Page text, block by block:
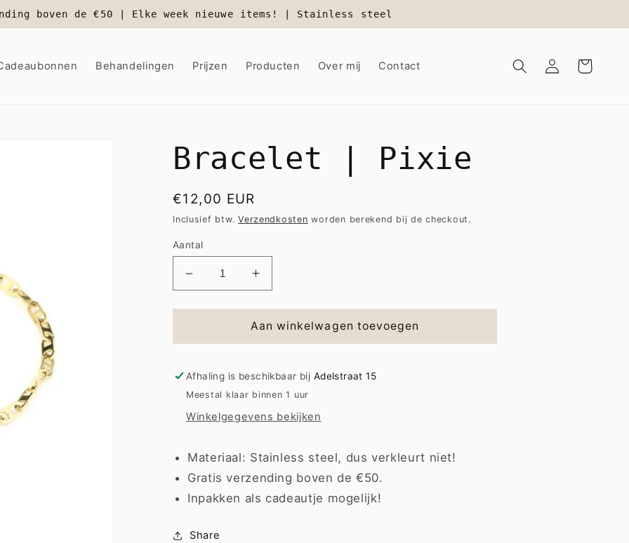
boven de €50 | Elke week nieuwe items! | Stainless steel
Behandelingen Prijzen Producten Over mij Contact Inloggen
Winkelwagen
Bracelet | Pixie
Normale
prijs
€12,00 EUR
Inclusief btw.Verzendkosten worden berekend bij de checkout.
Aantal
Aantal
verlagen
voor
|
Aantal
verhogen
voor
Bracelet
|
Aan winkelwagen toevoegen
Afhaling is beschikbaar bij Adelstraat 15
Meestal klaar binnen 1 uur
Winkelgegevens bekijken
Materiaal: Stainless steel, dus verkleurt niet!
Gratis verzending boven de €50.
Inpakken als cadeautje mogelijk!
Share